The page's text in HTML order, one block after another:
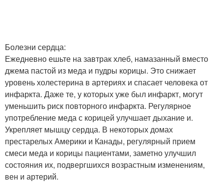
Болезни сердца:
Ежедневно ешьте на завтрак хлеб, намазанный вместо
джема пастой из меда и пудры корицы. Это снижает
уровень холестерина в артериях и спасает человека от
инфаркта. Даже те, у которых уже был инфаркт, могут
уменьшить риск повторного инфаркта. Регулярное
употребление меда с корицей улучшает дыхание и.
Укрепляет мышцу сердца. В некоторых домах
престарелых Америки и Канады, регулярный прием
смеси меда и корицы пациентами, заметно улучшил
состояния их, подвергшихся возрастным изменениям,
вен и артерий.